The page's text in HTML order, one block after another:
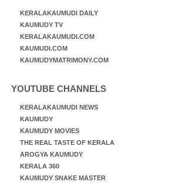
KERALAKAUMUDI DAILY
KAUMUDY TV
KERALAKAUMUDI.COM
KAUMUDI.COM
KAUMUDYMATRIMONY.COM
YOUTUBE CHANNELS
KERALAKAUMUDI NEWS
KAUMUDY
KAUMUDY MOVIES
THE REAL TASTE OF KERALA
AROGYA KAUMUDY
KERALA 360
KAUMUDY SNAKE MASTER